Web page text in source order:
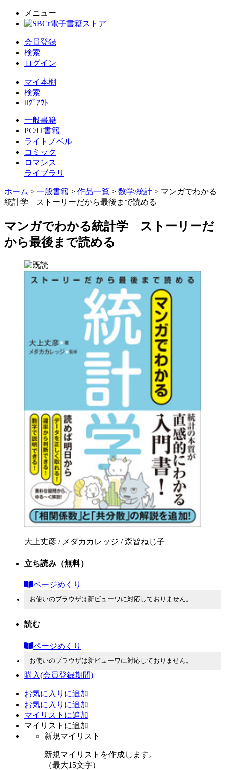
メニュー
会員登録
検索
ログイン
マイ本棚
検索
ﾛｸﾞｱｳﾄ
一般書籍
PC/IT書籍
ライトノベル
コミック
ロマンス
ライブラリ
ホーム > 一般書籍 > 作品一覧 > 数学/統計 > マンガでわかる
統計学 ストーリーだから最後まで読める
マンガでわかる統計学 ストーリーだ
から最後まで読める
大上丈彦 / メダカカレッジ / 森皆ねじ子
立ち読み （無料）
ページめくり
お使いのブラウザは新ビューワに対応しておりません。
読む
ページめくり
お使いのブラウザは新ビューワに対応しておりません。
購入(会員登録期間)
お気に入りに追加
お気に入りに追加
マイリストに追加
マイリストに追加
新規マイリスト
新規マイリストを作成します。
（最大15文字）